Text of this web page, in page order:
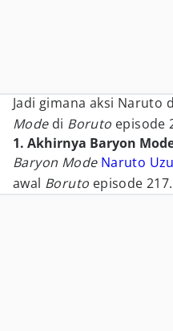
Jadi gimana aksi Naruto
Mode di Boruto episode
1. Akhirnya Baryon
Baryon Mode Naruto
awal Boruto episode 217.